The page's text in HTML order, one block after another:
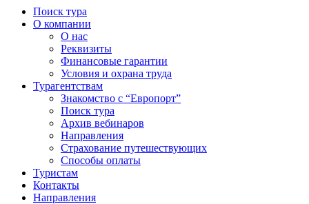
Поиск тура
О компании
О нас
Реквизиты
Финансовые гарантии
Условия и охрана труда
Турагентствам
Знакомство с “Европорт”
Поиск тура
Архив вебинаров
Направления
Страхование путешествующих
Способы оплаты
Туристам
Контакты
Направления